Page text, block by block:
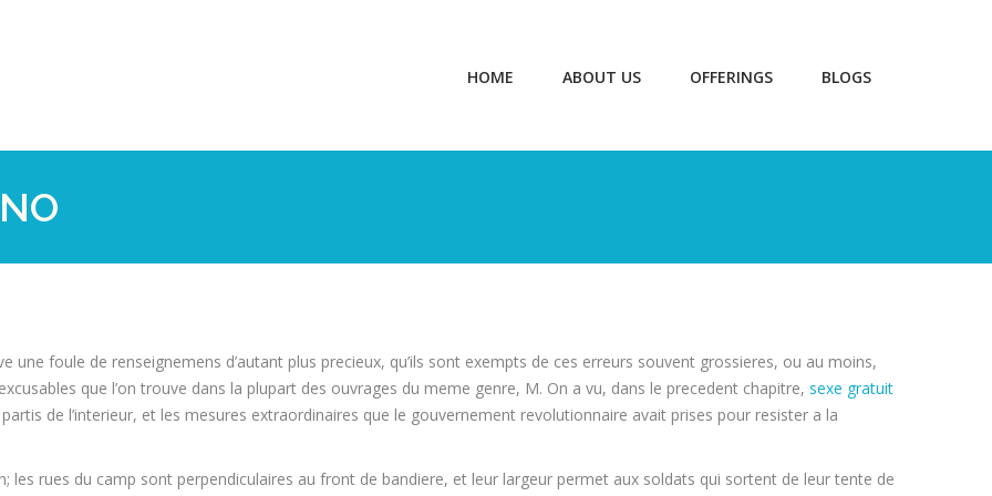
HOME ABOUT US OFFERINGS BLOGS
une foule de renseignemens d’autant plus precieux, qu’ils sont exempts de ces erreurs souvent grossieres, ou au moins,
que l’on trouve dans la plupart des ouvrages du meme genre, M. On a vu, dans le precedent chapitre, sexe gratuit
de l’interieur, et les mesures extraordinaires que le gouvernement revolutionnaire avait prises pour resister a la
les rues du camp sont perpendiculaires au front de bandiere, et leur largeur permet aux soldats qui sortent de leur tente de